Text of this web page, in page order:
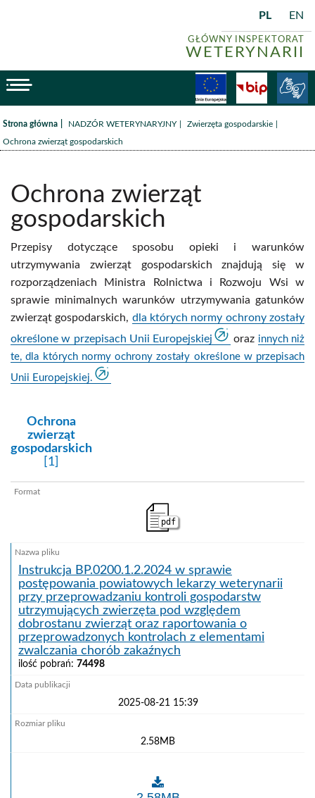
GŁÓWNY INSPEKTORAT
WETERYNARII
PL EN
BiP
Strona główna /NADZÓR WETERYNARYJNY /Zwierzęta gospodarskie
Ochrona zwierząt gospodarskich
Ochrona zwierząt
gospodarskich
Przepisy dotyczące sposobu opieki i warunków
utrzymywania zwierząt gospodarskich znajdują się w
rozporządzeniach Ministra Rolnictwa i Rozwoju Wsi w
sprawie minimalnych warunków utrzymywania gatunków
zwierząt gospodarskich, dla których normy ochrony zostały
określone w przepisach Unii Europejskiej
oraz innych niż
te, dla których normy ochrony zostały określone w przepisach
Unii Europejskiej.
kategoria:
Ochrona
zwierząt
gospodarskich
[1]
pdf
Instrukcja BP.0200.1.2.2024 w sprawie
postępowania powiatowych lekarzy weterynarii
przy przeprowadzaniu kontroli gospodarstw
utrzymujących zwierzęta pod względem
dobrostanu zwierząt oraz raportowania o
przeprowadzonych kontrolach z elementami
zwalczania chorób zakaźnych
ilość pobrań: 74498
2025-08-21 15:39
2.58MB